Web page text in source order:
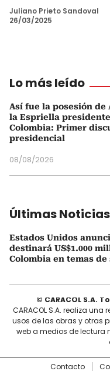
Juliano Prieto Sandoval
26/03/2025
Lo más leído
Así fue la posesión de
la Espriella
Colombia: Primer
presidencial
08/08/2026
Últimas Noticias
Estados Unidos
destinará US$1.000
Colombia en temas
© CARACOL S.A.
CARACOL S.A. realiza
usos de las obras y otras
web a medios de lectura
Contacto